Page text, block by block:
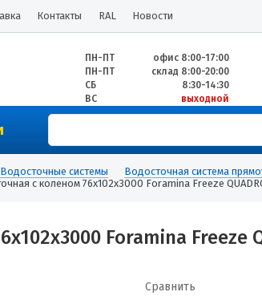
Контакты RAL Новости
ПН-ПТ
офис 8:00-17:00
ПН-ПТ
склад 8:00-20:00
СБ
8:30-14:30
ВС
выходной
Водосточные системы
Водосточная система
с коленом 76х102х3000 Foramina Freeze
Foramina Freeze
Сравнить